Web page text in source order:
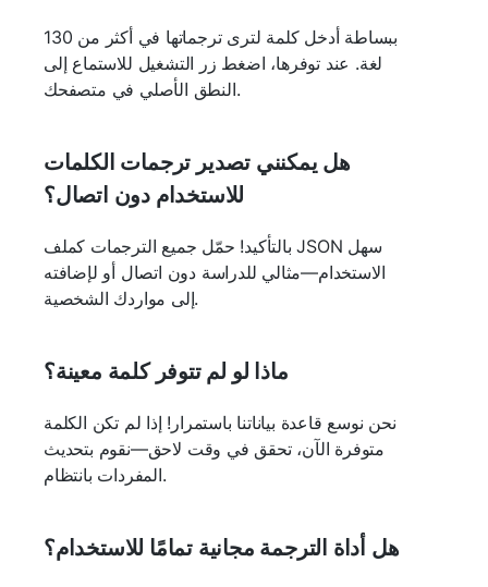
ببساطة أدخل كلمة لترى ترجماتها في أكثر من 130
لغة. عند توفرها، اضغط زر التشغيل للاستماع إلى
النطق الأصلي في متصفحك.
هل يمكنني تصدير ترجمات الكلمات
للاستخدام دون اتصال؟
بالتأكيد! حمّل جميع الترجمات كملف JSON سهل
الاستخدام—مثالي للدراسة دون اتصال أو لإضافته
إلى مواردك الشخصية.
ماذا لو لم تتوفر كلمة معينة؟
نحن نوسع قاعدة بياناتنا باستمرار! إذا لم تكن الكلمة
متوفرة الآن، تحقق في وقت لاحق—نقوم بتحديث
المفردات بانتظام.
هل أداة الترجمة مجانية تمامًا للاستخدام؟